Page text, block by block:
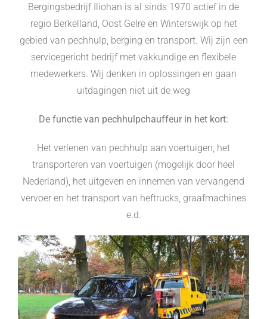
Bergingsbedrijf Iliohan is al sinds 1970 actief in de
regio Berkelland, Oost Gelre en Winterswijk op het
gebied van pechhulp, berging en transport. Wij zijn een
servicegericht bedrijf met vakkundige en flexibele
medewerkers. Wij denken in oplossingen en gaan
uitdagingen niet uit de weg
De functie van pechhulpchauffeur in het kort:
Het verlenen van pechhulp aan voertuigen, het
transporteren van voertuigen (mogelijk door heel
Nederland), het uitgeven en innemen van vervangend
vervoer en het transport van heftrucks, graafmachines
e.d.